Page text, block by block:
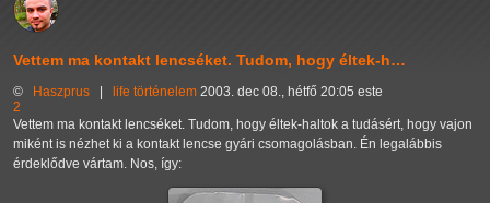
Vettem ma kontakt lencséket. Tudom, hogy éltek-h…
© Haszprus | life történelem 2003. dec 08., hétfő 20:05 este
2
Vettem ma kontakt lencséket. Tudom, hogy éltek-haltok a tudásért, hogy vajon
miként is nézhet ki a kontakt lencse gyári csomagolásban. Én legalábbis
érdeklődve vártam. Nos, így: